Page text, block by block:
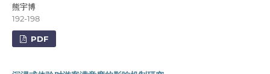
熊宇博
192-198
PDF